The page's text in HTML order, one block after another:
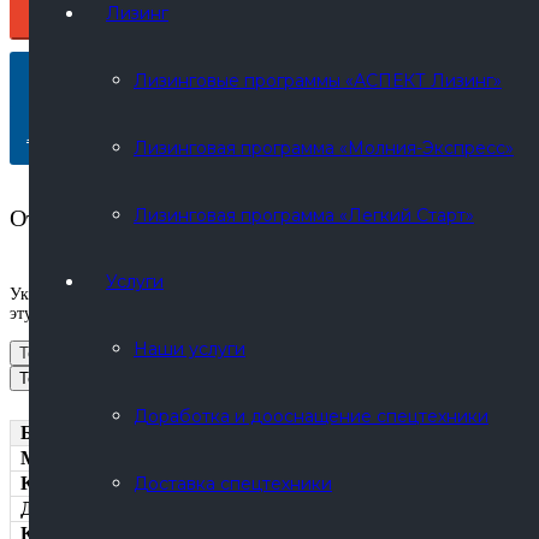
Лизинг
Лизинговые программы «АСПЕКТ Лизинг»
Лизинговая программа «Молния-Экспресс»
Лизинговая программа «Легкий Старт»
Услуги
Наши услуги
Доработка и дооснащение спецтехники
Доставка спецтехники
ПОЛУЧИТЬ КП
КУПИТЬ В ЛИЗИНГ
Лизинговый калькулятор
Отправьте запрос на email:sale@russpecavto.ru
Укажите в письме ваш номер телефона для связи и наименование
эту страницу.
Технические характеристики
Технические характеристики
Базовое шасси Урал 5557
Модель
Колесная формула
Двигатель
КПП